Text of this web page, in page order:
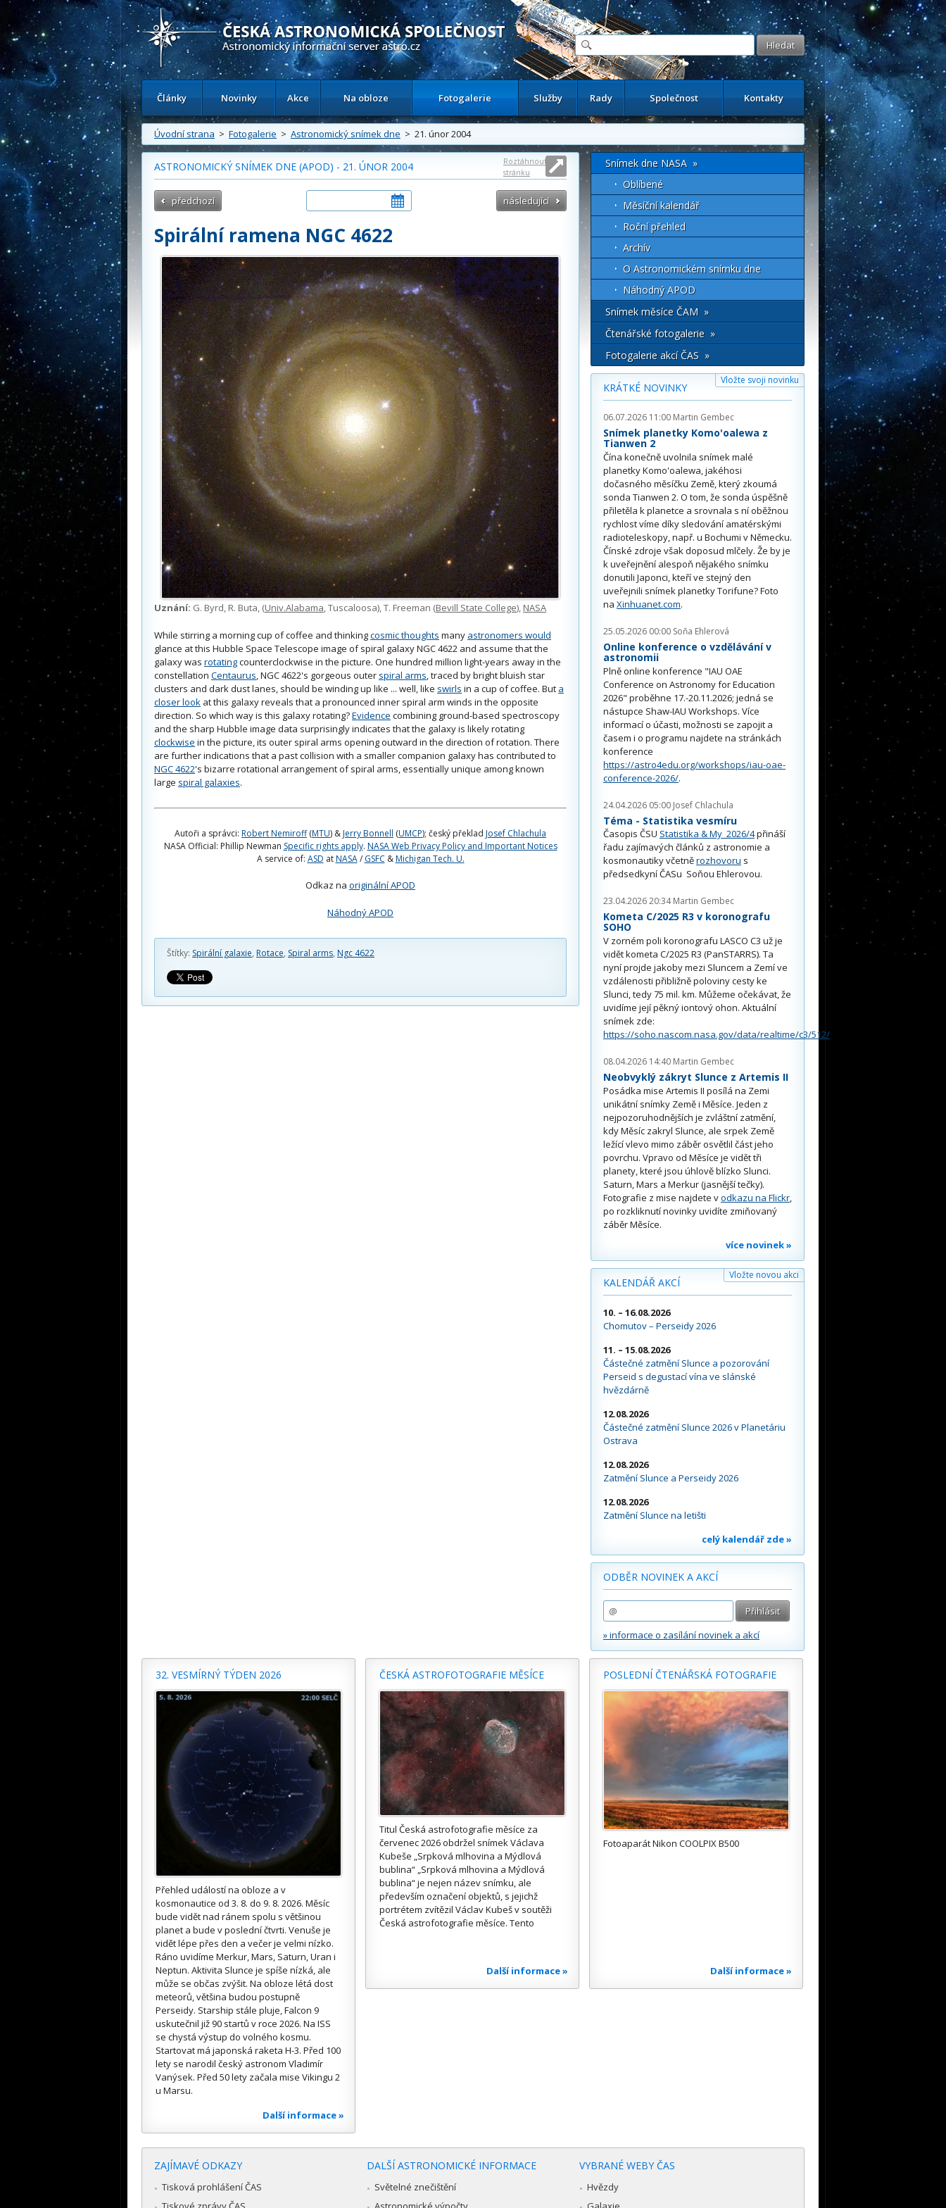
Česká astronomická společnost - Informační astronomický server
Články Novinky Akce Na obloze Fotogalerie Služby Rady Společnost Kontakty
Úvodní strana > Fotogalerie > Astronomický snímek dne > 21. únor 2004
ASTRONOMICKÝ SNÍMEK DNE (APOD) - 21. ÚNOR 2004
Roztáhnout
stránku
předchozí následující
Spirální ramena NGC 4622
Uznání: G. Byrd, R. Buta, (Univ.Alabama, Tuscaloosa), T. Freeman (Bevill State College), NASA
While stirring a morning cup of coffee and thinkingcosmic thoughts many astronomers would
glance at this Hubble Space Telescope image of spiral galaxy NGC 4622 and assume that the
galaxy was rotatingcounterclockwise in the picture. One hundred million light-years away in the
constellation Centaurus, NGC 4622's gorgeous outer spiral arms, traced by bright bluish star
clusters and dark dust lanes, should be winding up like ... well, like swirls in a cup of coffee. But a
closer look at this galaxy reveals that a pronounced inner spiral arm winds in the opposite
direction. So which way is this galaxy rotating?Evidence combining ground-based spectroscopy
and the sharp Hubble image data surprisingly indicates that the galaxy is likely rotating
clockwise in the picture, its outer spiral arms opening outward in the direction of rotation. There
are further indications that a past collision with a smaller companion galaxy has contributed to
NGC 4622's bizarre rotational arrangement of spiral arms, essentially unique among known
large spiral galaxies.
Autoři a správci: Robert Nemiroff(MTU) &Jerry Bonnell (UMCP); český překlad Josef Chlachula
NASA Official: Phillip Newman Specific rights apply. NASA Web Privacy Policy and Important Notices
A service of: ASD atNASA/ GSFC &Michigan Tech. U.
Odkaz na originální APOD
Náhodný APOD
Štítky: Spirální galaxie, Rotace, Spiral arms, Ngc 4622
Snímek dne NASA »
Oblíbené
Měsíční kalendář
Roční přehled
Archív
O Astronomickém snímku dne
Náhodný APOD
Snímek měsíce ČAM »
Čtenářské fotogalerie »
Fotogalerie akcí ČAS »
Vložte svoji novinku
KRÁTKÉ NOVINKY
06.07.2026 11:00 Martin Gembec
Snímek planetky Komo'oalewa z
Tianwen 2
Čína konečně uvolnila snímek malé
planetky Komo'oalewa, jakéhosi
dočasného měsíčku Země, který zkoumá
sonda Tianwen 2. O tom, že sonda úspěšně
přiletěla k planetce a srovnala s ní oběžnou
rychlost víme díky sledování amatérskými
radioteleskopy, např. u Bochumi v Německu.
Čínské zdroje však doposud mlčely. Že by je
k uveřejnění alespoň nějakého snímku
donutili Japonci, kteří ve stejný den
uveřejnili snímek planetky Torifune? Foto
na Xinhuanet.com.
25.05.2026 00:00 Soňa Ehlerová
Online konference o vzdělávání v
astronomii
Plně online konference "IAU OAE
Conference on Astronomy for Education
2026" proběhne 17.-20.11.2026; jedná se
nástupce Shaw-IAU Workshops. Více
informací o účasti, možnosti se zapojit a
časem i o programu najdete na stránkách
konference
https://astro4edu.org/workshops/iau-oae-
conference-2026/.
24.04.2026 05:00 Josef Chlachula
Téma - Statistika vesmíru
Časopis ČSU Statistika & My 2026/4přináší
řadu zajímavých článků z astronomie a
kosmonautiky včetněrozhovoru s
předsedkyní ČASu Soňou Ehlerovou.
23.04.2026 20:34 Martin Gembec
Kometa C/2025 R3 v koronografu
SOHO
V zorném poli koronografu LASCO C3 už je
vidět kometa C/2025 R3 (PanSTARRS). Ta
nyní projde jakoby mezi Sluncem a Zemí ve
vzdálenosti přibližně poloviny cesty ke
Slunci, tedy 75 mil. km. Můžeme očekávat, že
uvidíme její pěkný iontový ohon. Aktuální
snímek zde:
https://soho.nascom.nasa.gov/data/realtime/c3/512/
08.04.2026 14:40 Martin Gembec
Neobvyklý zákryt Slunce z Artemis II
Posádka mise Artemis II posílá na Zemi
unikátní snímky Země i Měsíce. Jeden z
nejpozoruhodnějších je zvláštní zatmění,
kdy Měsíc zakryl Slunce, ale srpek Země
ležící vlevo mimo záběr osvětlil část jeho
povrchu. Vpravo od Měsíce je vidět tři
planety, které jsou úhlově blízko Slunci.
Saturn, Mars a Merkur (jasnější tečky).
Fotografie z mise najdete vodkazu na Flickr,
po rozkliknutí novinky uvidíte zmiňovaný
záběr Měsíce.
více novinek »
KALENDÁŘ AKCÍ
Vložte novou akci
10. – 16.08.2026
Chomutov – Perseidy 2026
11. – 15.08.2026
Částečné zatmění Slunce a pozorování
Perseid s degustací vína ve slánské
hvězdárně
12.08.2026
Částečné zatmění Slunce 2026 v Planetáriu
Ostrava
12.08.2026
Zatmění Slunce a Perseidy 2026
12.08.2026
Zatmění Slunce na letišti
celý kalendář zde »
ODBĚR NOVINEK A AKCÍ
» informace o zasílání novinek a akcí
32. VESMÍRNÝ TÝDEN 2026
Přehled událostí na obloze a v
kosmonautice od 3. 8. do 9. 8. 2026. Měsíc
bude vidět nad ránem spolu s většinou
planet a bude v poslední čtvrti. Venuše je
vidět lépe přes den a večer je velmi nízko.
Ráno uvidíme Merkur, Mars, Saturn, Uran i
Neptun. Aktivita Slunce je spíše nízká, ale
může se občas zvýšit. Na obloze létá dost
meteorů, většina budou postupně
Perseidy. Starship stále pluje, Falcon 9
uskutečnil již 90 startů v roce 2026. Na ISS
se chystá výstup do volného kosmu.
Startovat má japonská raketa H-3. Před 100
lety se narodil český astronom Vladimír
Vanýsek. Před 50 lety začala mise Vikingu 2
u Marsu.
Další informace »
ČESKÁ ASTROFOTOGRAFIE MĚSÍCE
Titul Česká astrofotografie měsíce za
červenec 2026 obdržel snímek Václava
Kubeše „Srpková mlhovina a Mýdlová
bublina“ „Srpková mlhovina a Mýdlová
bublina“ je nejen název snímku, ale
především označení objektů, s jejichž
portrétem zvítězil Václav Kubeš v soutěži
Česká astrofotografie měsíce. Tento
Další informace »
POSLEDNÍ ČTENÁŘSKÁ FOTOGRAFIE
Fotoaparát Nikon COOLPIX B500
Další informace »
ZAJÍMAVÉ ODKAZY
Tisková prohlášení ČAS
DALŠÍ ASTRONOMICKÉ INFORMACE
Světelné znečištění
VYBRANÉ WEBY ČAS
Hvězdy